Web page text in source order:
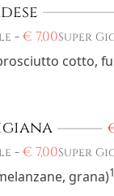
-€ 7,00Super
cotto,
-€ 7,00Super
grana)